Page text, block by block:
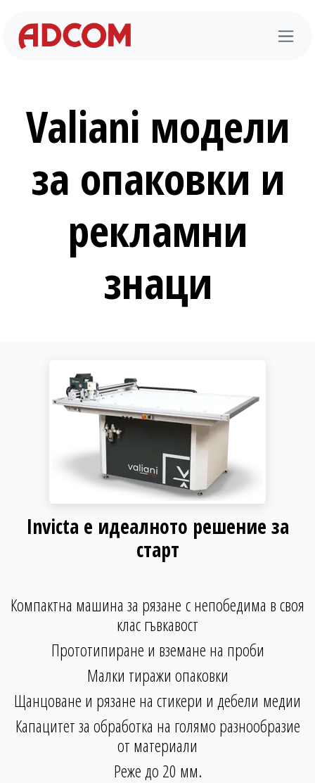
Valiani модели
за опаковки и
рекламни
знаци
Invicta е идеалното решение за
старт
Компактна машина за рязане с непобедима в своя
клас гъвкавост
Прототипиране и вземане на проби
Малки тиражи опаковки
Щанцоване и рязане на стикери и дебели медии
Капацитет за обработка на голямо разнообразие
от материали
Реже до 20 мм.